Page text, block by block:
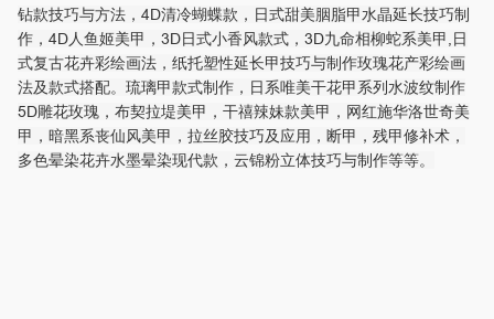
钻款技巧与方法，4D清冷蝴蝶款，日式甜美胭脂甲水晶延长技巧制
作，4D人鱼姬美甲，3D日式小香风款式，3D九命相柳蛇系美甲,日
式复古花卉彩绘画法，纸托塑性延长甲技巧与制作玫瑰花产彩绘画
法及款式搭配。琉璃甲款式制作，日系唯美干花甲系列水波纹制作
5D雕花玫瑰，布契拉堤美甲，干禧辣妹款美甲，网红施华洛世奇美
甲，暗黑系丧仙风美甲，拉丝胶技巧及应用，断甲，残甲修补术，
多色晕染花卉水墨晕染现代款，云锦粉立体技巧与制作等等。